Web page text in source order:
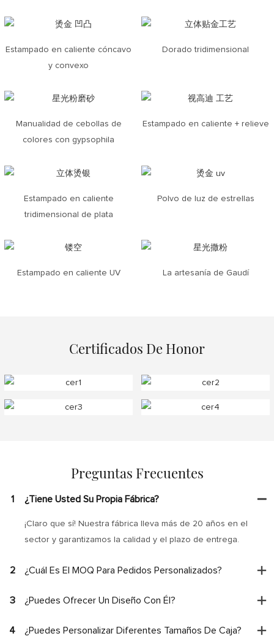
Estampado en caliente cóncavo
y convexo
Dorado tridimensional
Manualidad de cebollas de
colores con gypsophila
Estampado en caliente + relieve
Estampado en caliente
tridimensional de plata
Polvo de luz de estrellas
Estampado en caliente UV La artesanía de Gaudí
Certificados De Honor
Preguntas Frecuentes
1 ¿Tiene Usted Su Propia Fábrica?
¡Claro que sí! Nuestra fábrica lleva más de 20 años en el
sector y garantizamos la calidad y el plazo de entrega.
2 ¿Cuál Es El MOQ Para Pedidos Personalizados?
3 ¿Puedes Ofrecer Un Diseño Con Él?
4 ¿Puedes Personalizar Diferentes Tamaños De Caja?